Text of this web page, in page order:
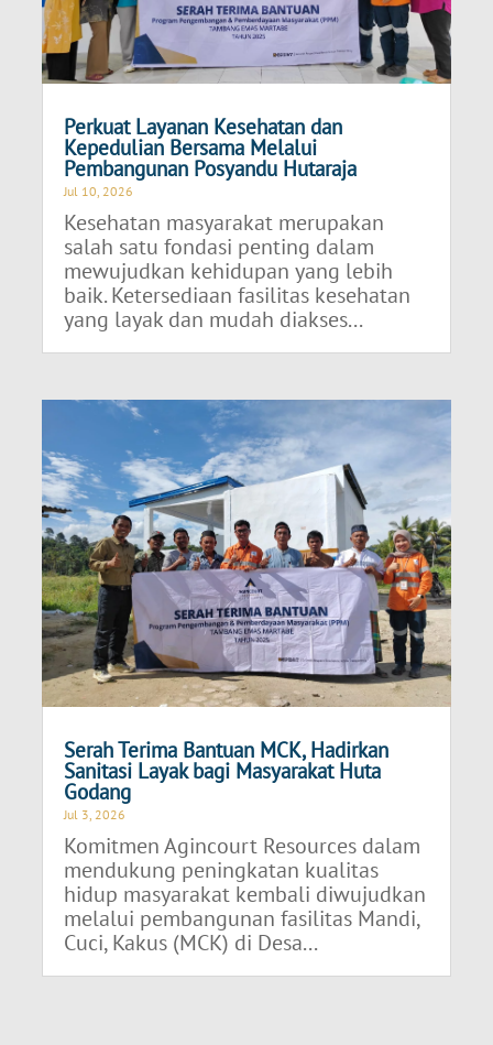
Perkuat Layanan Kesehatan dan
Kepedulian Bersama Melalui
Pembangunan Posyandu Hutaraja
Jul 10, 2026
Kesehatan masyarakat merupakan
salah satu fondasi penting dalam
mewujudkan kehidupan yang lebih
baik. Ketersediaan fasilitas kesehatan
yang layak dan mudah diakses...
Serah Terima Bantuan MCK, Hadirkan
Sanitasi Layak bagi Masyarakat Huta
Godang
Jul 3, 2026
Komitmen Agincourt Resources dalam
mendukung peningkatan kualitas
hidup masyarakat kembali diwujudkan
melalui pembangunan fasilitas Mandi,
Cuci, Kakus (MCK) di Desa...